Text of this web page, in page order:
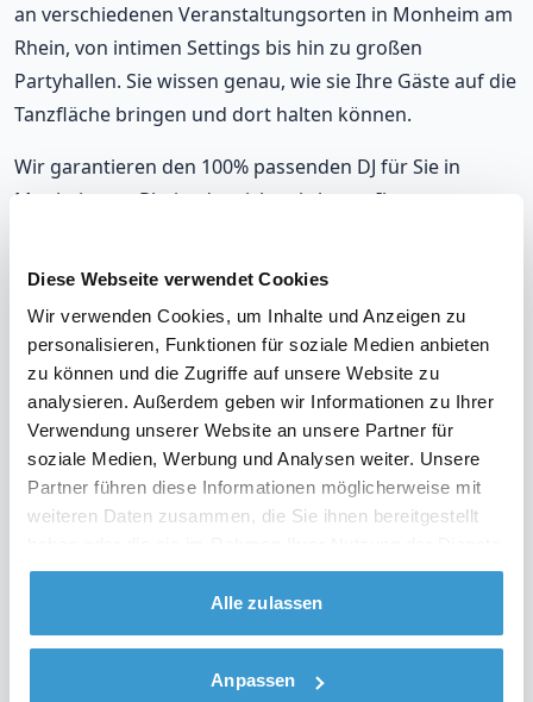
Diese Webseite verwendet Cookies
Wir verwenden Cookies, um Inhalte und Anzeigen zu
personalisieren, Funktionen für soziale Medien anbieten
zu können und die Zugriffe auf unsere Website zu
analysieren. Außerdem geben wir Informationen zu Ihrer
Verwendung unserer Website an unsere Partner für
soziale Medien, Werbung und Analysen weiter. Unsere
Partner führen diese Informationen möglicherweise mit
weiteren Daten zusammen, die Sie ihnen bereitgestellt
gesammelt haben.
Alle zulassen
Anpassen
an verschiedenen Veranstaltungsorten in Monheim am
Rhein, von intimen Settings bis hin zu großen
Partyhallen. Sie wissen genau, wie sie Ihre Gäste auf die
Tanzfläche bringen und dort halten können.
Wir garantieren den 100% passenden DJ für Sie in
Monheim am Rhein, der sich nahtlos an Ihre
Party anpasst. Mit unseren DJs, die in Monheim am
Unsere DJs gehören zu den meistgebuchten in
Monheim am Rhein, mit einer durchschnittlichen
Bewertung von 9,2. Und im unwahrscheinlichen Fall,
dass Sie mit Ihrem DJ nicht zufrieden sind? Erhalten Sie
Ihr Geld zurück.
Sehen Sie sich das Video über unsere Arbeitsweise
an